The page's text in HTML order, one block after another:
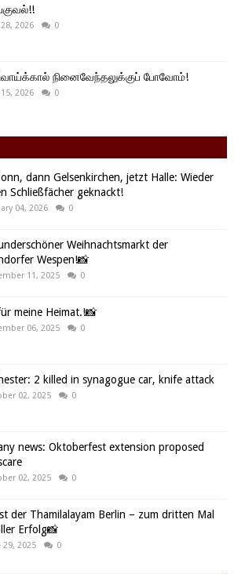
2026 0
நினைவேந்தலுக்குப் போவோம்!
2026 0
dann Gelsenkirchen, jetzt Halle: Wieder
Schließfächer geknackt!
04, 2026 0
Weihnachtsmarkt der
Wespen!📸
11, 2025 0
meine Heimat.!📸
06, 2025 0
2 killed in synagogue car, knife attack
02, 2025 0
news: Oktoberfest extension proposed
02, 2025 0
der Thamilalayam Berlin – zum dritten Mal
Erfolg📸
29, 2025 0